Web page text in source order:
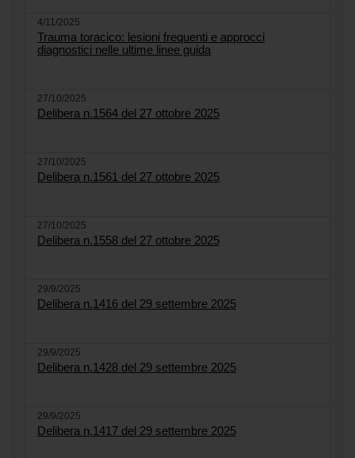
4/11/2025
Trauma toracico: lesioni frequenti e approcci
diagnostici nelle ultime linee guida
27/10/2025
Delibera n.1564 del 27 ottobre 2025
27/10/2025
Delibera n.1561 del 27 ottobre 2025
27/10/2025
Delibera n.1558 del 27 ottobre 2025
29/9/2025
Delibera n.1416 del 29 settembre 2025
29/9/2025
Delibera n.1428 del 29 settembre 2025
29/9/2025
Delibera n.1417 del 29 settembre 2025